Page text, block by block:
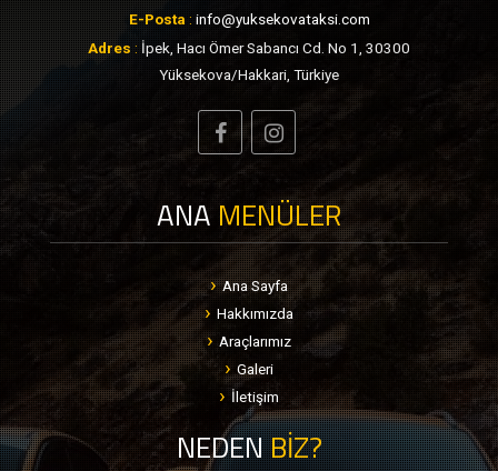
E-Posta : info@yuksekovataksi.com
Adres : İpek, Hacı Ömer Sabancı Cd. No 1, 30300
Yüksekova/Hakkari, Türkiye
ANA MENÜLER
Ana Sayfa
Hakkımızda
Araçlarımız
Galeri
İletişim
NEDENBİZ?